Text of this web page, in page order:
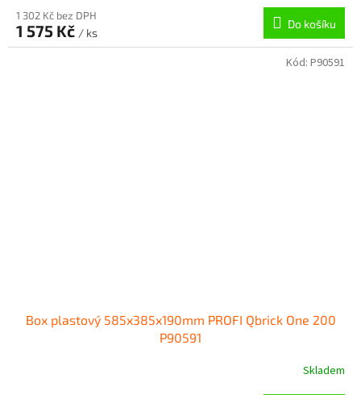
1 302 Kč bez DPH
1 575 Kč / ks
Do košíku
Box plastový 585x385x190mm PROFI Qbrick One 200
P90591
Skladem
Kód: P90591